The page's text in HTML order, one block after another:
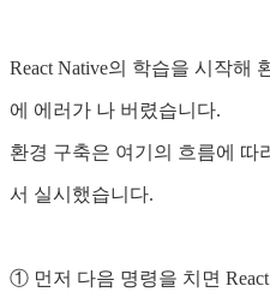
React Native의 학습을 시작해
에 에러가 나 버렸습니다.
환경 구축은 여기의 흐름에 따
서 실시했습니다.
① 먼저 다음 명령을 치면